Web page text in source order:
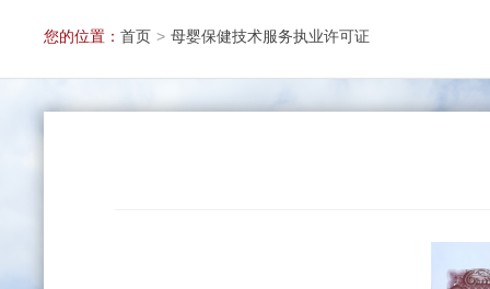
您的位置： 首页 > 母婴保健技术服务执业许可证